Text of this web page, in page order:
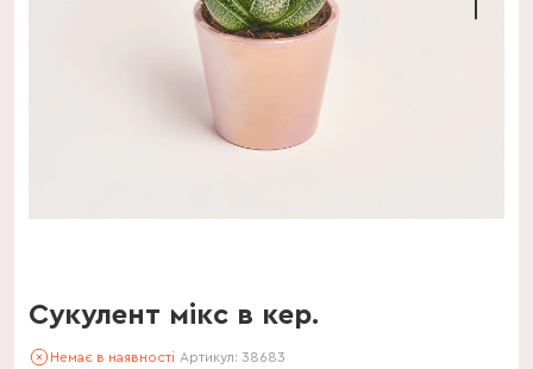
Сукулент мікс в кер.
Немає в наявності Артикул: 38683